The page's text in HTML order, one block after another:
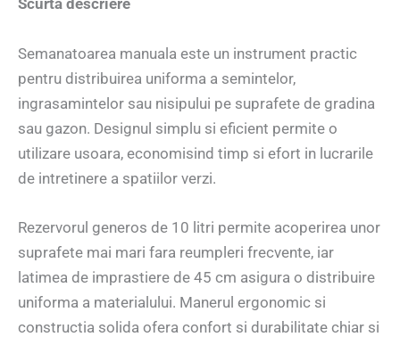
Scurta descriere
Semanatoarea manuala este un instrument practic
pentru distribuirea uniforma a semintelor,
ingrasamintelor sau nisipului pe suprafete de gradina
sau gazon. Designul simplu si eficient permite o
utilizare usoara, economisind timp si efort in lucrarile
de intretinere a spatiilor verzi.
Rezervorul generos de 10 litri permite acoperirea unor
suprafete mai mari fara reumpleri frecvente, iar
latimea de imprastiere de 45 cm asigura o distribuire
uniforma a materialului. Manerul ergonomic si
constructia solida ofera confort si durabilitate chiar si